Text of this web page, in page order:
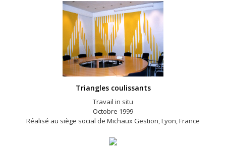
Triangles coulissants
Travail in situ
Octobre 1999
Réalisé au siège social de Michaux Gestion, Lyon, France